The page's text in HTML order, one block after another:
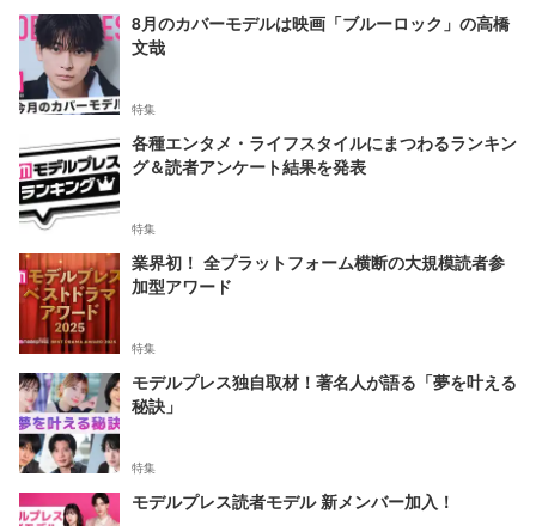
8月のカバーモデルは映画「ブルーロック」の高橋
文哉
特集
各種エンタメ・ライフスタイルにまつわるランキン
グ＆読者アンケート結果を発表
特集
業界初！ 全プラットフォーム横断の大規模読者参
加型アワード
特集
モデルプレス独自取材！著名人が語る「夢を叶える
秘訣」
特集
モデルプレス読者モデル 新メンバー加入！